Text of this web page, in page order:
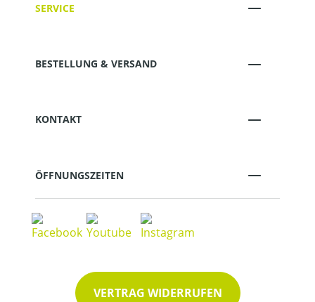
SERVICE
BESTELLUNG & VERSAND
KONTAKT
ÖFFNUNGSZEITEN
VERTRAG WIDERRUFEN